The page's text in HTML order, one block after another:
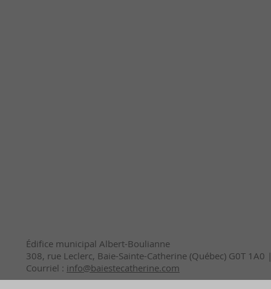
Édifice municipal Albert-Boulianne
308, rue Leclerc, Baie-Sainte-Catherine (Québec) G0T
Courriel : info@baiestecatherine.com